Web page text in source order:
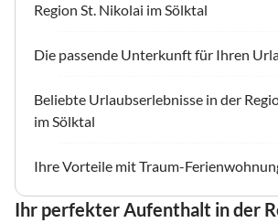
Region St. Nikolai im Sölktal
Die passende Unterkunft für Ihren
Beliebte Urlaubserlebnisse in der
im Sölktal
Ihre Vorteile mit Traum-
Ihr perfekter Aufenthalt in der